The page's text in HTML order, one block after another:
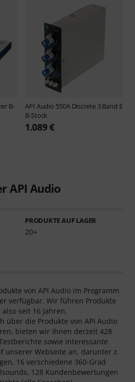
B-
API Audio 550A Discrete 3 Band E
B-Stock
1.089 €
API Audio
PRODUKTE AUF LAGER
20+
von API Audio im Programm
verfügbar. Wir führen Produkte
seit 16 Jahren.
über die Produkte von API Audio
bieten wir Ihnen derzeit 428
sowie interessante
unserer Webseite an, darunter z.
16 verschiedene 360-Grad
128 Kundenbewertungen